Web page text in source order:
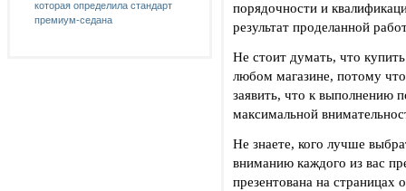
которая определила стандарт
премиум-седана
порядочности и
результат проделанной
Не стоит думать, что
любом магазине, потому
заявить, что к выполнению
максимальной
Не знаете, кого лучше
вниманию каждого из вас
презентована на